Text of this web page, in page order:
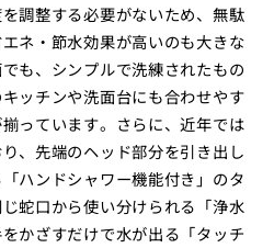
調整する必要がないため、無駄
ネ・節水効果が高いのも大きな
も、シンプルで洗練されたもの
ッチンや洗面台にも合わせやす
っています。さらに、近年では
、先端のヘッド部分を引き出し
ハンドシャワー機能付き」のタ
蛇口から使い分けられる「浄水
かざすだけで水が出る「タッチ